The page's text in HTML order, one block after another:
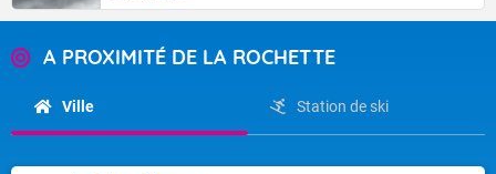
A PROXIMITÉ DE LA ROCHETTE
Ville Station de ski